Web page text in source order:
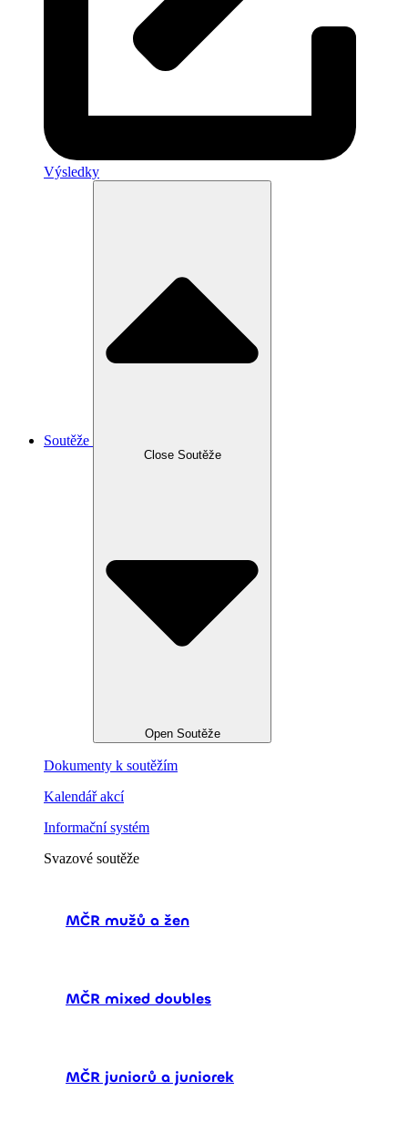
Výsledky
Soutěže
Close Soutěže
Open Soutěže
Dokumenty k soutěžím
Kalendář akcí
Informační systém
Svazové soutěže
MČR mužů a žen
MČR mixed doubles
MČR juniorů a juniorek